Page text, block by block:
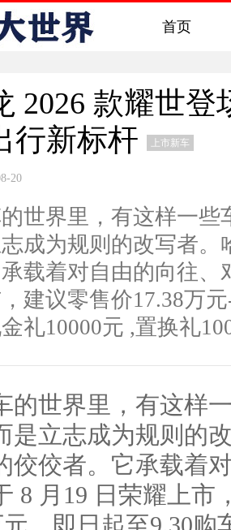
首页
2026 款耀世
行新标杆
上市新车
20
界里，有这样一些
成为规则的改写者。
载着对自由的向往、
建议零售价17.38万
礼10000元 ,置换礼
世界里，有这样一
是立志成为规则的
佼佼者。它承载着
8 月19 日荣耀上市